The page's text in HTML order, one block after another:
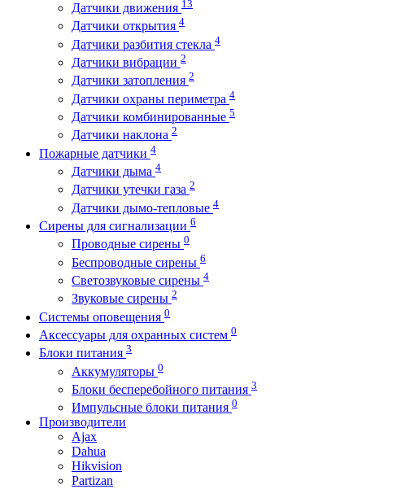
Датчики движения 13
Датчики открытия 4
Датчики разбития стекла 4
Датчики вибрации 2
Датчики затопления 2
Датчики охраны периметра 4
Датчики комбинированные 5
Датчики наклона 2
Пожарные датчики 4
Датчики дыма 4
Датчики утечки газа 2
Датчики дымо-тепловые 4
Сирены для сигнализации 6
Проводные сирены 0
Беспроводные сирены 6
Светозвуковые сирены 4
Звуковые сирены 2
Системы оповещения 0
Аксессуары для охранных систем 0
Блоки питания 3
Аккумуляторы 0
Блоки бесперебойного питания 3
Импульсные блоки питания 0
Производители
Ajax
Dahua
Hikvision
Partizan